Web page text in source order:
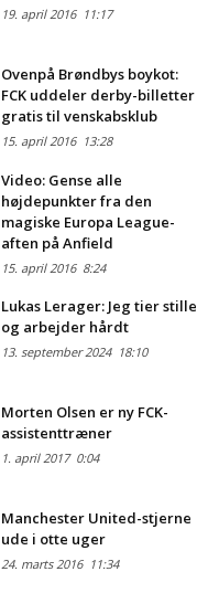
19. april 201611:17
Ovenpå Brøndbys boykot:
FCK uddeler derby-billetter
gratis til venskabsklub
15. april 201613:28
Video: Gense alle
højdepunkter fra den
magiske Europa League-
aften på Anfield
15. april 20168:24
Lukas Lerager: Jeg tier stille
og arbejder hårdt
13. september 202418:10
Morten Olsen er ny FCK-
assistenttræner
1. april 20170:04
Manchester United-stjerne
ude i otte uger
24. marts 201611:34